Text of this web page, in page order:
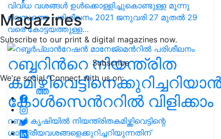
Magazines
Subscribe to our print & digital magazines now.
Subscribe
We're social. Connect with us on:
വിവിധ വശങ്ങള്‍ ഉള്‍ക്കൊള്ളിച്ചുകൊണ്ടുള്ള മൂന്നു
ദിവസത്തെ പരിശീലനം 2021 ജനുവരി 27 മുതല്‍ 29
വരെ കോട്ടയത്തുള്ള…
റബ്ബറിന്‍റെ നിയന്ത്രിത
കോള്‍സെന്‍ററിൽ വിളിക്കാം
റബ്ബർ കൃഷിയിൽ നിയന്ത്രിതകമിഴ്ത്തിവെട്ടിന്റെ
ശാസ്ത്രീയവശങ്ങളെക്കുറിച്ചറിയുന്നതിന്